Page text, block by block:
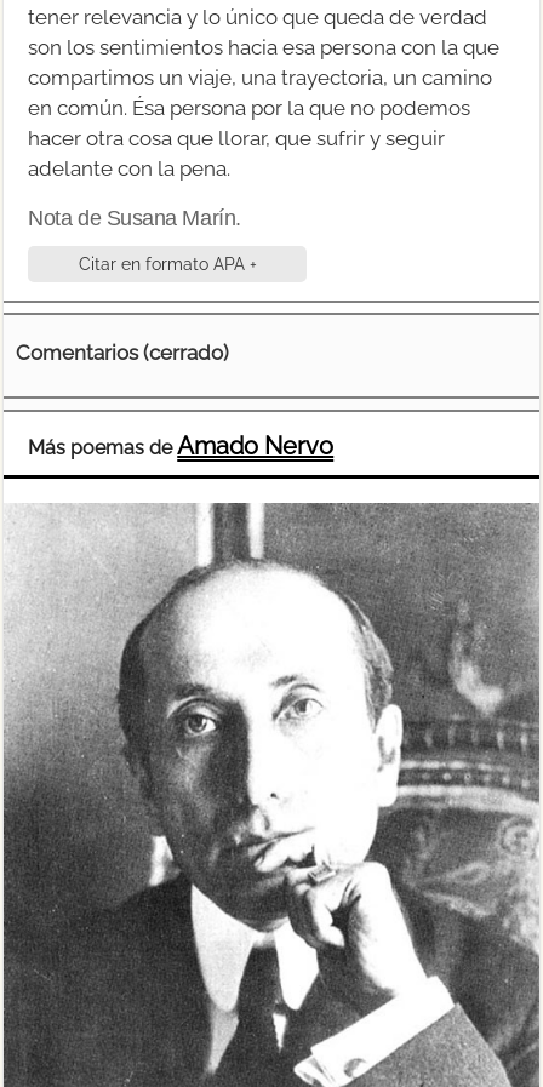
tener relevancia y lo único que queda de verdad
son los sentimientos hacia esa persona con la que
compartimos un viaje, una trayectoria, un camino
en común. Ésa persona por la que no podemos
hacer otra cosa que llorar, que sufrir y seguir
adelante con la pena.
Nota de Susana Marín.
Citar en formato APA +
Comentarios (cerrado)
Más poemas deAmado Nervo